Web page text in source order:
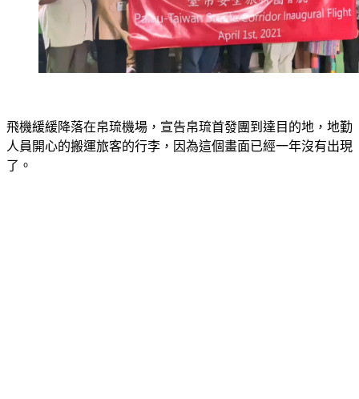
飛機緩緩降落在帛琉機場，宣告帛琉首發團到達目的地，地勤
人員開心的搬運旅客的行李，因為這個畫面已經一年沒有出現
了。